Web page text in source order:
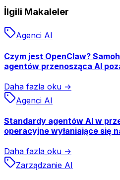
İlgili Makaleler
Agenci AI
Czym jest OpenClaw?
agentów przenosząca AI
Daha fazla oku →
Agenci AI
Standardy agentów AI w
operacyjne wyłaniające się
Daha fazla oku →
Zarządzanie AI